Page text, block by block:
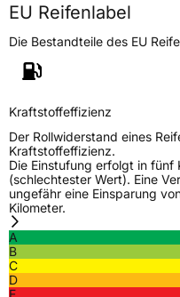
EU Reifenlabel
Die Bestandteile des EU
Kraftstoffeffizienz
Der Rollwiderstand eines
Kraftstoffeffizienz.
Die Einstufung erfolgt in fünf
(schlechtester Wert). Eine
ungefähr eine Einsparung
Kilometer.
A
B
C
D
E